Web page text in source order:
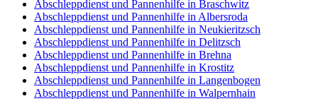
Abschleppdienst und Pannenhilfe in Braschwitz
Abschleppdienst und Pannenhilfe in Albersroda
Abschleppdienst und Pannenhilfe in Neukieritzsch
Abschleppdienst und Pannenhilfe in Delitzsch
Abschleppdienst und Pannenhilfe in Brehna
Abschleppdienst und Pannenhilfe in Krostitz
Abschleppdienst und Pannenhilfe in Langenbogen
Abschleppdienst und Pannenhilfe in Walpernhain